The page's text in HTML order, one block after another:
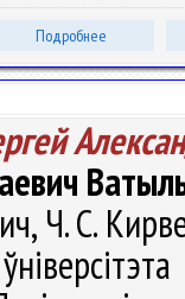
Подробнее
Ч. С.